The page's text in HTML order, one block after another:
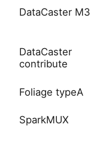
DataCaster M3
DataCaster
contribute
Foliage typeA
SparkMUX